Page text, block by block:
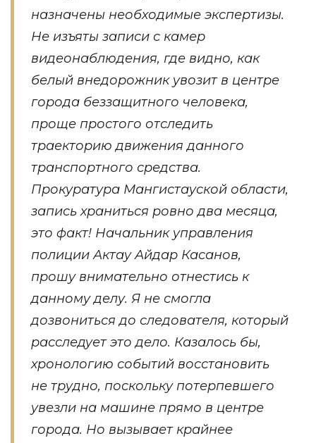
назначены необходимые экспертизы.
Не изъяты записи с камер
видеонаблюдения, где видно, как
белый внедорожник увозит в центре
города беззащитного человека,
проще простого отследить
траекторию движения данного
транспортного средства.
Прокуратура Мангистауской области,
запись храниться ровно два месяца,
это факт! Начальник управления
полиции Актау Айдар Касанов,
прошу внимательно отнестись к
данному делу. Я не смогла
дозвониться до следователя, который
расследует это дело. Казалось бы,
хронологию событий восстановить
не трудно, поскольку потерпевшего
увезли на машине прямо в центре
города. Но вызывает крайнее